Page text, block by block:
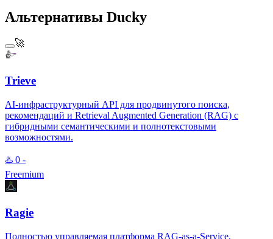
Альтернативы Ducky
🚀
Trieve
AI-инфраструктурный API для продвинутого поиска,
рекомендаций и Retrieval Augmented Generation (RAG) с
гибридными семантическими и полнотекстовыми
возможностями.
♨️ 0 -
Freemium
Ragie
Полностью управляемая платформа RAG-as-a-Service,